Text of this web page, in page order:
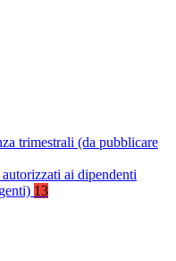
trimestrali (da pubblicare
ai dipendenti
13